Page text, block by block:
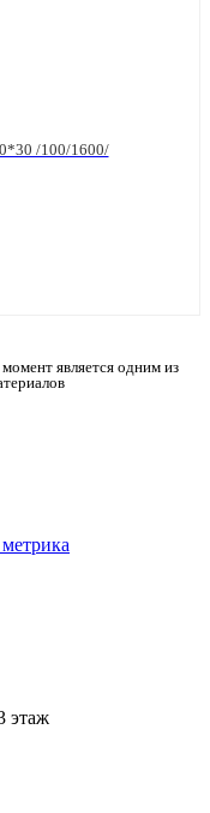
/100/1600/
является одним из
этаж